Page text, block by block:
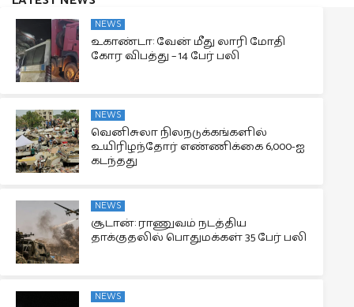
NEWS
உகாண்டா: வேன் மீது லாரி மோதி
கோர விபத்து – 14 பேர் பலி
NEWS
வெனிசுலா நிலநடுக்கங்களில்
உயிரிழந்தோர் எண்ணிக்கை 6,000-ஐ
கடந்தது
NEWS
சூடான்: ராணுவம் நடத்திய
தாக்குதலில் பொதுமக்கள் 35 பேர் பலி
NEWS